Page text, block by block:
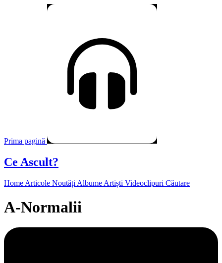
Prima pagină
Ce Ascult?
Home Articole Noutăți Albume Artiști Videoclipuri Căutare
A-Normalii